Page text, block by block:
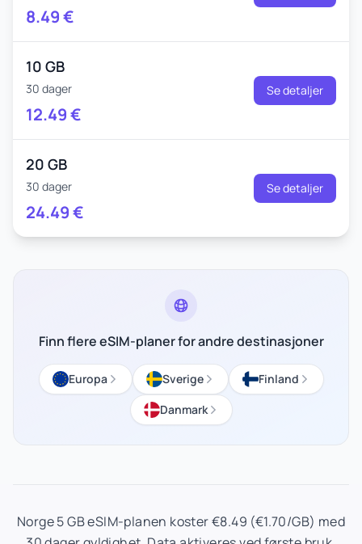
8.49€
10 GB
30 dager
12.49€
Se detaljer
20 GB
30 dager
24.49€
Se detaljer
Finn flere eSIM-planer for andre destinasjoner
Europa Sverige
Finland
Danmark
Norge 5 GB eSIM-planen koster €8.49 (€1.70/GB) med